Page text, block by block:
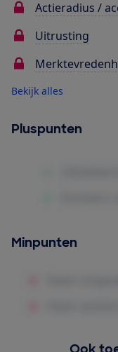
Actieradius /
Uitrusting
Bekijk alles
Pluspunten
Minpunten